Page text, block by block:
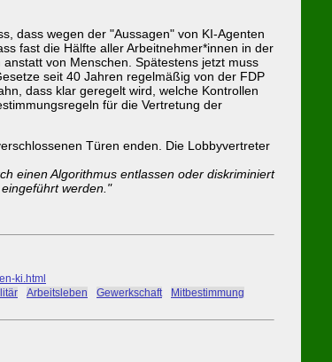
dass wegen der "Aussagen" von KI-Agenten
fast die Hälfte aller Arbeitnehmer*innen in der
von Menschen. Spätestens jetzt muss
seit 40 Jahren regelmäßig von der FDP
dass klar geregelt wird, welche Kontrollen
für die Vertretung der
Türen enden. Die Lobbyvertreter
einen Algorithmus entlassen oder diskriminiert
werden."
ki.html
Arbeitsleben Gewerkschaft
Mitbestimmung